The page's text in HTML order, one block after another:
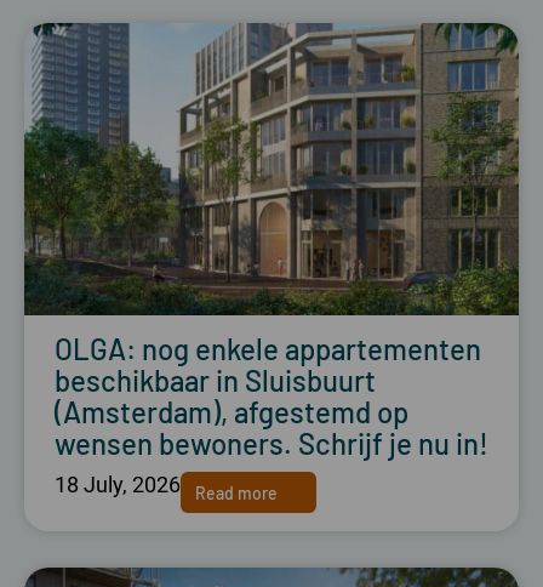
OLGA: nog enkele appartementen
beschikbaar in Sluisbuurt
(Amsterdam), afgestemd op
wensen bewoners. Schrijf je nu in!
18 July, 2026 Read more